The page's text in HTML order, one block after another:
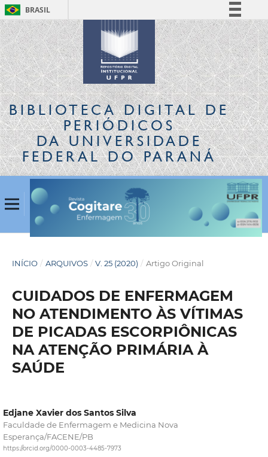
BRASIL
Simplifique!
Comunica BR
Participe
Acesso à informação
Legislação
Canais
BIBLIOTECA DIGITALDE
PERIÓDICOS
DA UNIVERSIDADE
FEDERAL DO PARANÁ
INÍCIO / ARQUIVOS / V. 25 (2020) / Artigo Original
CUIDADOS DE ENFERMAGEM
NO ATENDIMENTO ÀS VÍTIMAS
DE PICADAS ESCORPIÔNICAS
NA ATENÇÃO PRIMÁRIA À
SAÚDE
Edjane Xavier dos Santos Silva
Faculdade de Enfermagem e Medicina Nova
Esperança/FACENE/PB
https://orcid.org/0000-0003-4485-7973